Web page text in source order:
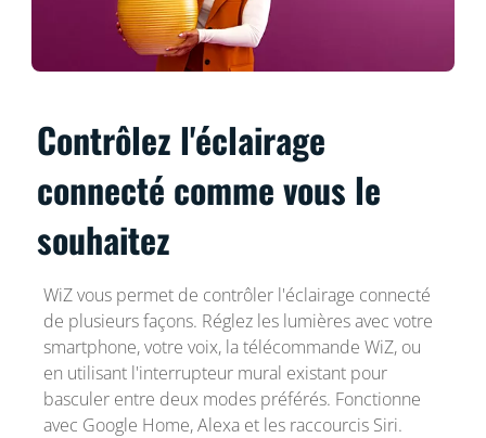
Contrôlez l'éclairage
connecté comme vous le
souhaitez
WiZ vous permet de contrôler l'éclairage connecté
de plusieurs façons. Réglez les lumières avec votre
smartphone, votre voix, la télécommande WiZ, ou
en utilisant l'interrupteur mural existant pour
basculer entre deux modes préférés. Fonctionne
avec Google Home, Alexa et les raccourcis Siri.